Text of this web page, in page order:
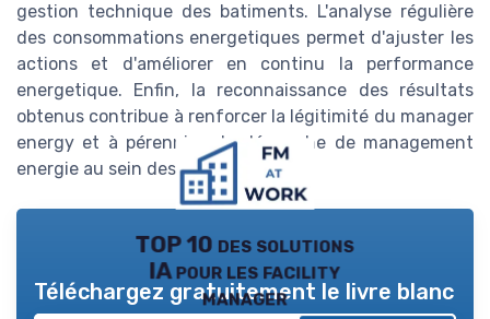
gestion technique des batiments. L'analyse régulière
des consommations energetiques permet d'ajuster les
actions et d'améliorer en continu la performance
energetique. Enfin, la reconnaissance des résultats
obtenus contribue à renforcer la légitimité du manager
energy et à pérenniser la démarche de management
energie au sein des entreprises.
TOP 10 des solutions
IA pour les facility
manager
Téléchargez gratuitement le livre blanc